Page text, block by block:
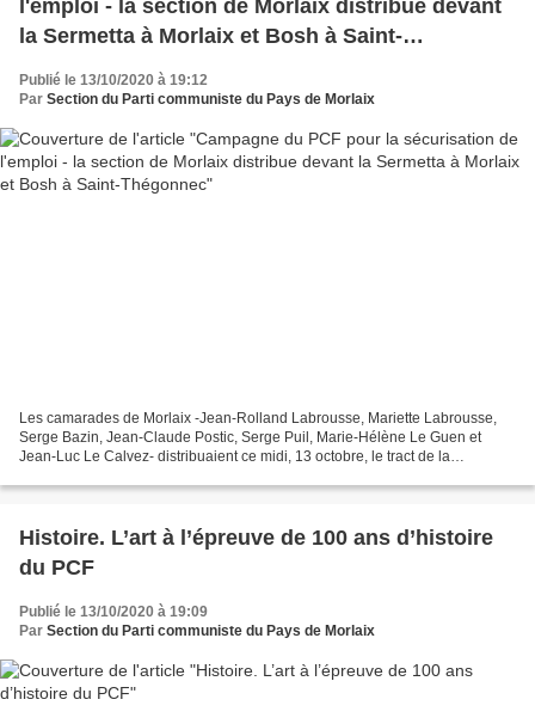
l'emploi - la section de Morlaix distribue devant
la Sermetta à Morlaix et Bosh à Saint-
Publié le 13/10/2020 à 19:12
Par Section du Parti communiste du Pays de Morlaix
Les camarades de Morlaix -Jean-Rolland Labrousse, Mariette Labrousse,
Serge Bazin, Jean-Claude Postic, Serge Puil, Marie-Hélène Le Guen et
Jean-Luc Le Calvez- distribuaient ce midi, 13 octobre, le tract de la
Histoire. L’art à l’épreuve de 100 ans d’histoire
du PCF
Publié le 13/10/2020 à 19:09
Par Section du Parti communiste du Pays de Morlaix